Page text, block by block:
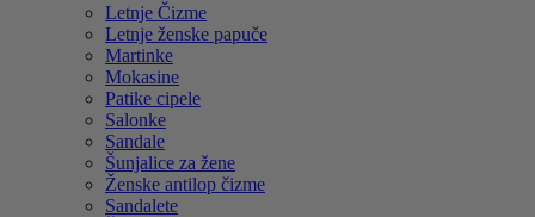
Letnje Čizme
Letnje ženske papuče
Martinke
Mokasine
Patike cipele
Salonke
Sandale
Šunjalice za žene
Ženske antilop čizme
Sandalete